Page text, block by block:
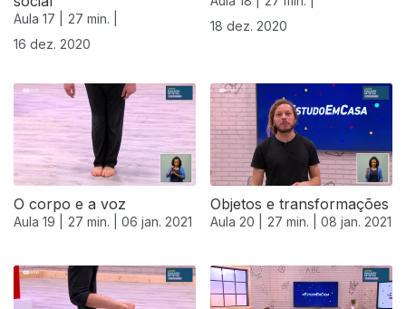
Aula 17 |
27 min. |
16 dez. 2020
18 dez. 2020
O corpo e a voz
Aula 19 | 27 min. | 06 jan. 2021
Objetos e transformações
Aula 20 | 27 min. | 08 jan. 2021